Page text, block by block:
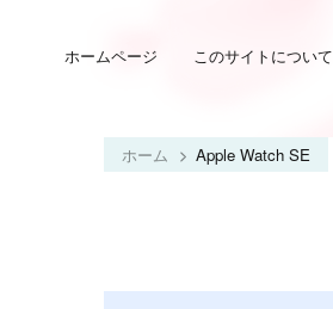
ホームページ このサイトについて
ホーム Apple Watch SE